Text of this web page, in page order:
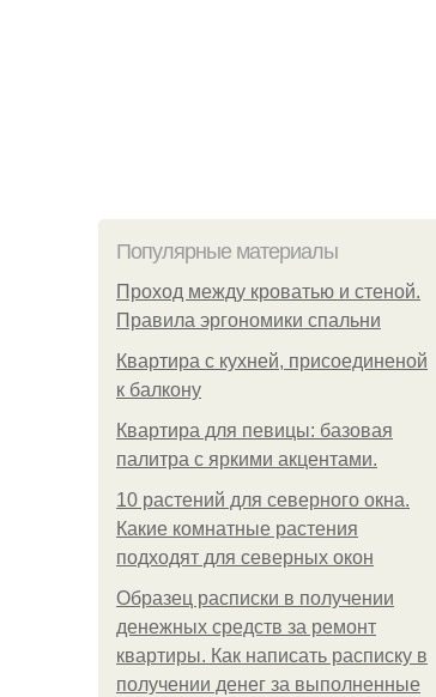
Популярные материалы
Проход между кроватью и стеной.
Правила эргономики спальни
Квартира с кухней, присоединеной
к балкону
Квартира для певицы: базовая
палитра с яркими акцентами.
10 растений для северного окна.
Какие комнатные растения
подходят для северных окон
Образец расписки в получении
денежных средств за ремонт
квартиры. Как написать расписку в
получении денег за выполненные